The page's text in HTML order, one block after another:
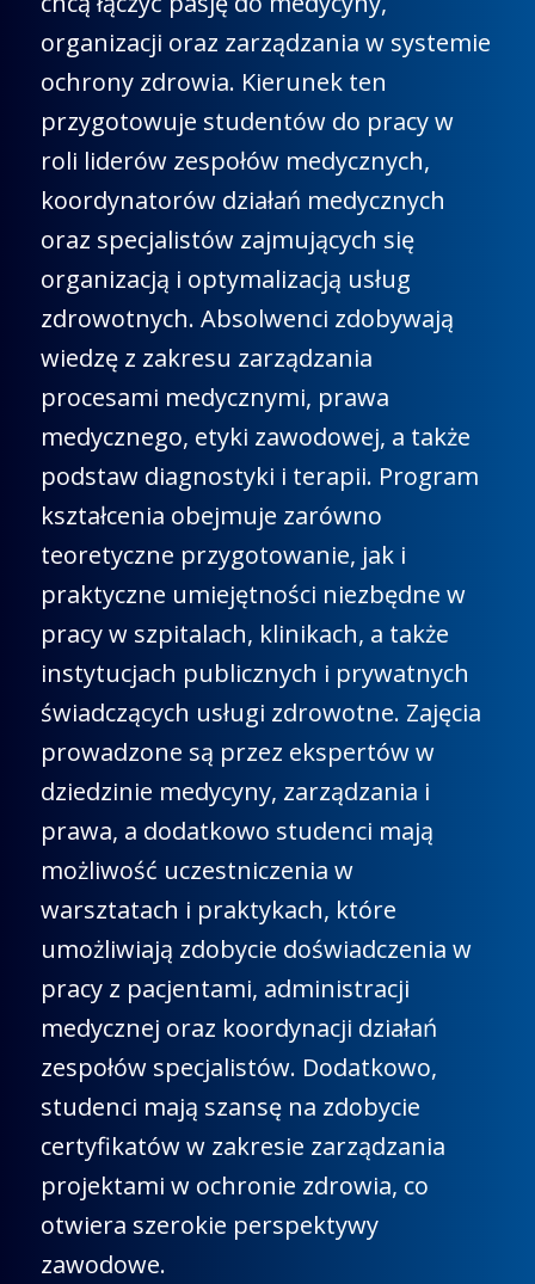
organizacji oraz zarządzania w systemie
ochrony zdrowia. Kierunek ten
przygotowuje studentów do pracy w
roli liderów zespołów medycznych,
koordynatorów działań medycznych
oraz specjalistów zajmujących się
organizacją i optymalizacją usług
zdrowotnych. Absolwenci zdobywają
wiedzę z zakresu zarządzania
procesami medycznymi, prawa
medycznego, etyki zawodowej, a także
podstaw diagnostyki i terapii. Program
kształcenia obejmuje zarówno
teoretyczne przygotowanie, jak i
praktyczne umiejętności niezbędne w
pracy w szpitalach, klinikach, a także
instytucjach publicznych i prywatnych
świadczących usługi zdrowotne. Zajęcia
prowadzone są przez ekspertów w
dziedzinie medycyny, zarządzania i
prawa, a dodatkowo studenci mają
możliwość uczestniczenia w
warsztatach i praktykach, które
umożliwiają zdobycie doświadczenia w
pracy z pacjentami, administracji
medycznej oraz koordynacji działań
zespołów specjalistów. Dodatkowo,
studenci mają szansę na zdobycie
certyfikatów w zakresie zarządzania
projektami w ochronie zdrowia, co
otwiera szerokie perspektywy
zawodowe.